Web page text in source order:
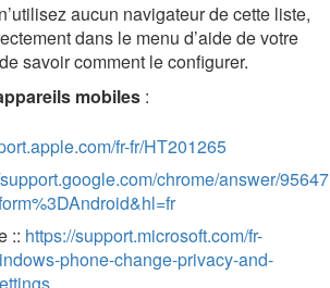
aucun navigateur de cette liste,
dans le menu d’aide de votre
savoir comment le configurer.
mobiles :
fr-fr/HT201265
chrome/answer/
:: https://support.microsoft.com/fr-
phone-change-privacy-and-